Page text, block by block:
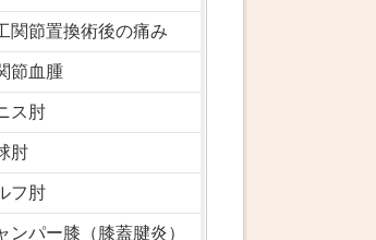
関節置換術後の痛み
節血腫
ス肘
肘
フ肘
ンパー膝（膝蓋腱炎）